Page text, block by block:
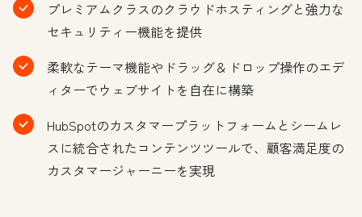
プレミアムクラスのクラウドホスティングと強力な
セキュリティー機能を提供
柔軟なテーマ機能やドラッグ＆ドロップ操作のエデ
ィターでウェブサイトを自在に構築
HubSpotのカスタマープラットフォームとシームレ
スに統合されたコンテンツツールで、顧客満足度の
カスタマージャーニーを実現